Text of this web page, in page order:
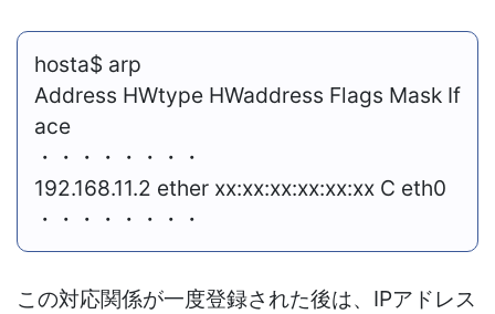
hosta$ arp
Address HWtype HWaddress Flags Mask If
ace
・・・・・・・・
192.168.11.2 ether xx:xx:xx:xx:xx:xx C eth0
・・・・・・・・
この対応関係が一度登録された後は、IPアドレス